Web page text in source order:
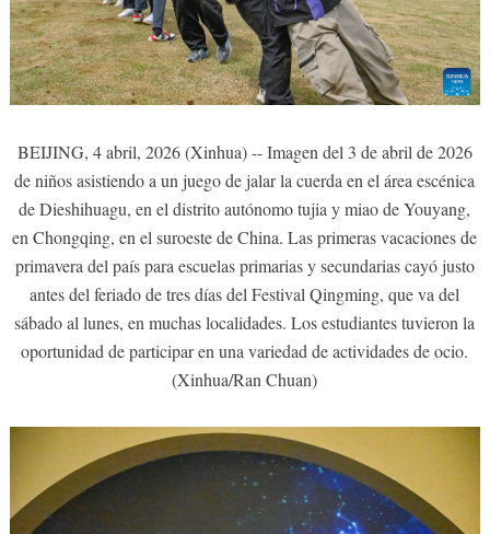
BEIJING, 4 abril, 2026 (Xinhua) -- Imagen del 3 de abril de 2026
de niños asistiendo a un juego de jalar la cuerda en el área escénica
de Dieshihuagu, en el distrito autónomo tujia y miao de Youyang,
en Chongqing, en el suroeste de China. Las primeras vacaciones de
primavera del país para escuelas primarias y secundarias cayó justo
antes del feriado de tres días del Festival Qingming, que va del
sábado al lunes, en muchas localidades. Los estudiantes tuvieron la
oportunidad de participar en una variedad de actividades de ocio.
(Xinhua/Ran Chuan)